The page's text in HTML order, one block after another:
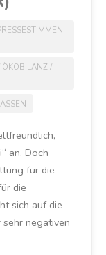
ÖKOBILANZ /
an. Doch
für die
die
sich auf die
sehr negativen